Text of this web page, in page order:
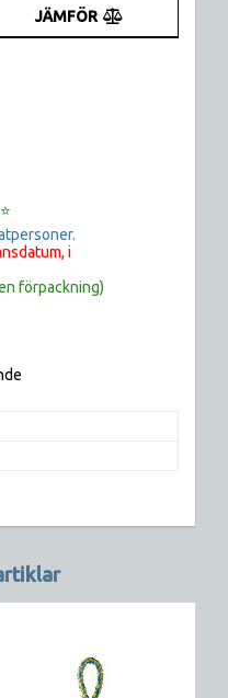
JÄMFÖR
i
förpackning)